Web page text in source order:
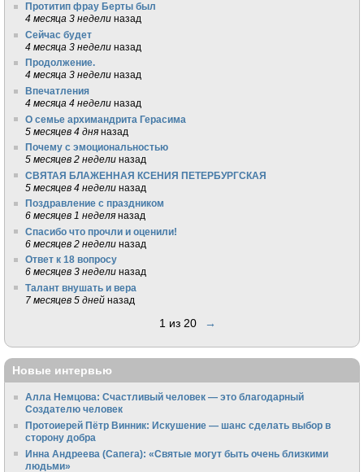
Протитип фрау Берты был
4 месяца 3 недели назад
Сейчас будет
4 месяца 3 недели назад
Продолжение.
4 месяца 3 недели назад
Впечатления
4 месяца 4 недели назад
О семье архимандрита Герасима
5 месяцев 4 дня назад
Почему с эмоциональностью
5 месяцев 2 недели назад
СВЯТАЯ БЛАЖЕННАЯ КСЕНИЯ ПЕТЕРБУРГСКАЯ
5 месяцев 4 недели назад
Поздравление с праздником
6 месяцев 1 неделя назад
Спасибо что прочли и оценили!
6 месяцев 2 недели назад
Ответ к 18 вопросу
6 месяцев 3 недели назад
Талант внушать и вера
7 месяцев 5 дней назад
1 из 20 →
Новые интервью
Алла Немцова: Счастливый человек — это благодарный
Создателю человек
Протоиерей Пётр Винник: Искушение — шанс сделать выбор в
сторону добра
Инна Андреева (Сапега): «Святые могут быть очень близкими
людьми»